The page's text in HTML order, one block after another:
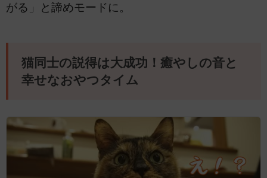
がる」と諦めモードに。
猫同士の説得は大成功！癒やしの音と
幸せなおやつタイム